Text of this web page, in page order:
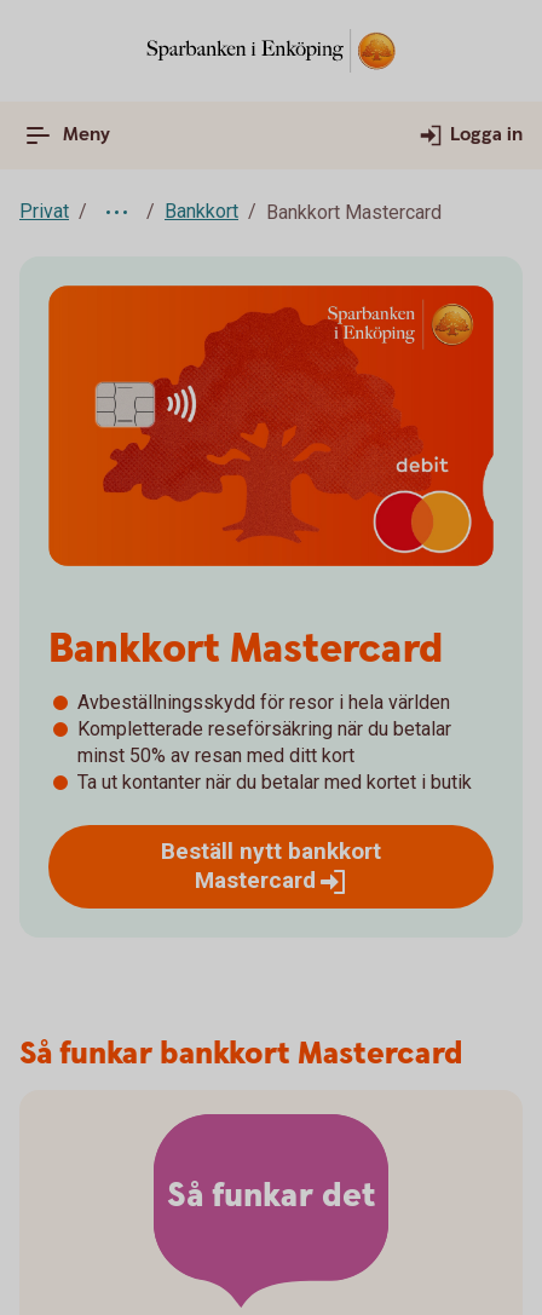
Meny Logga in
Privat Bankkort Bankkort Mastercard
Bankkort Mastercard
Avbeställningsskydd för resor i hela världen
Kompletterade reseförsäkring när du betalar
minst 50% av resan med ditt kort
Ta ut kontanter när du betalar med kortet i butik
Beställ nytt bankkort
Mastercard
Så funkar bankkort Mastercard
Så funkar det